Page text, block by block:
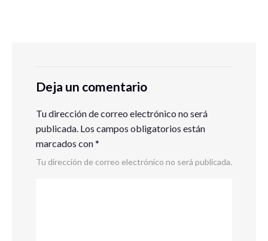
Deja un comentario
Tu dirección de correo electrónico no será
publicada. Los campos obligatorios están
marcados con*
Tu dirección de correo electrónico no será publicada.